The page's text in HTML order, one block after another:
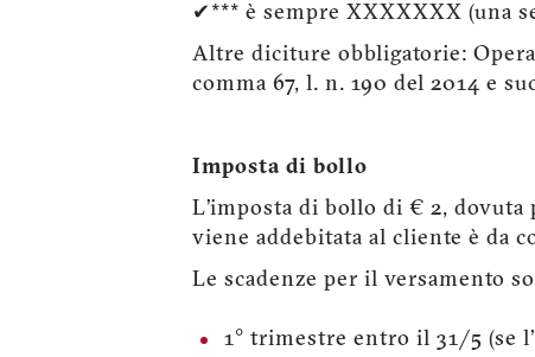
✔*** è sempre XXXXXXX (una
Altre diciture obbligatorie:
comma 67, l. n. 190 del 2014 e
Imposta di bollo
L’imposta di bollo di € 2,
viene addebitata al cliente è da
Le scadenze per il versamento
1° trimestre entro il 31/5 (se